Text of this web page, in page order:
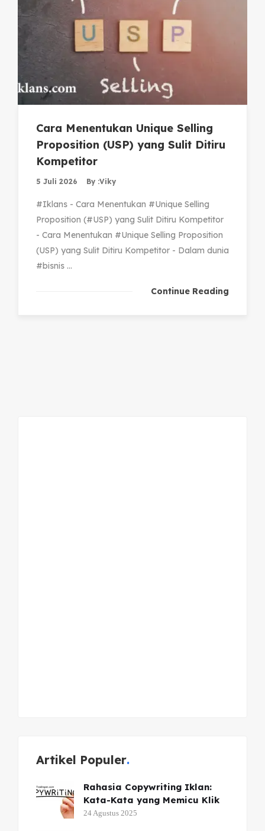
Cara Menentukan Unique Selling
Proposition (USP) yang Sulit Ditiru
Kompetitor
5 Juli 2026 By :Viky
#Iklans - Cara Menentukan #Unique Selling
Proposition (#USP) yang Sulit Ditiru Kompetitor
- Cara Menentukan #Unique Selling Proposition
(USP) yang Sulit Ditiru Kompetitor - Dalam dunia
#bisnis ...
Continue Reading
Artikel Populer
Rahasia Copywriting Iklan:
Kata-Kata yang Memicu Klik
24 Agustus 2025